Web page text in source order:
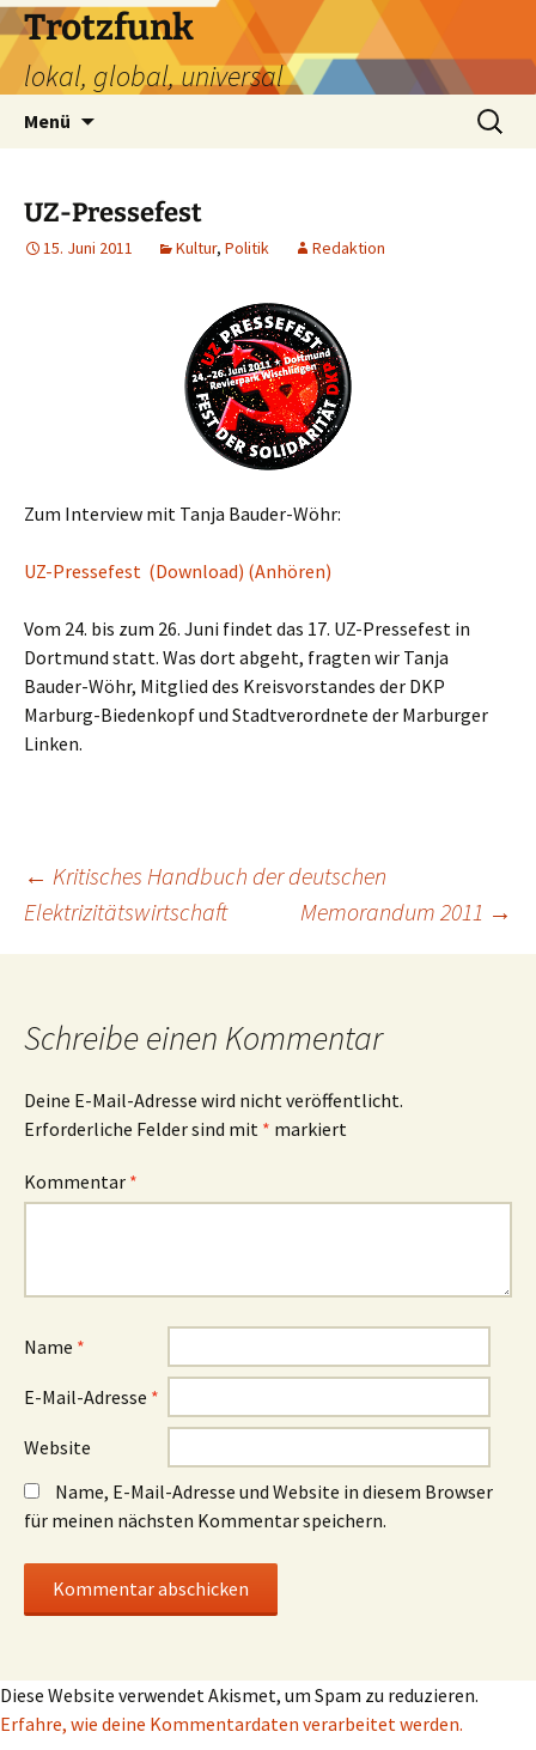
Zum
Inhalt
springen
Trotzfunk
lokal, global, universal
Menü
Suchen
nach:
UZ-Pressefest
15. Juni 2011 Kultur, Politik Redaktion
Zum Interview mit Tanja Bauder-Wöhr:
UZ-Pressefest (Download) (Anhören)
Vom 24. bis zum 26. Juni findet das 17. UZ-Pressefest in
Dortmund statt. Was dort abgeht, fragten wir Tanja
Bauder-Wöhr, Mitglied des Kreisvorstandes der DKP
Marburg-Biedenkopf und Stadtverordnete der Marburger
Linken.
Beitragsnavigation
← Kritisches Handbuch der deutschen
Elektrizitätswirtschaft
Memorandum 2011 →
Schreibe einen Kommentar
Deine E-Mail-Adresse wird nicht veröffentlicht.
Erforderliche Felder sind mit * markiert
Kommentar *
Name *
E-Mail-Adresse *
Website
Name, E-Mail-Adresse und Website in diesem Browser
für meinen nächsten Kommentar speichern.
Diese Website verwendet Akismet, um Spam zu reduzieren.
Erfahre, wie deine Kommentardaten verarbeitet werden.